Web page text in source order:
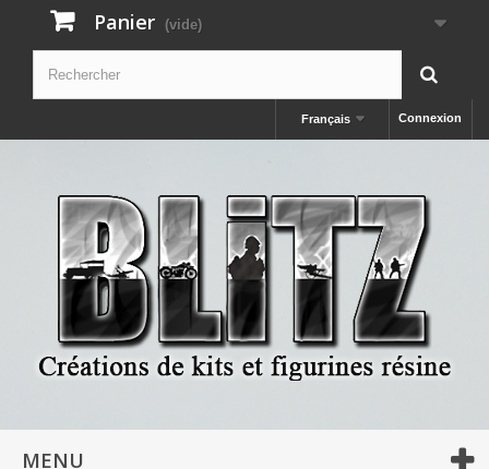
Panier (vide)
Connexion
Français
MENU